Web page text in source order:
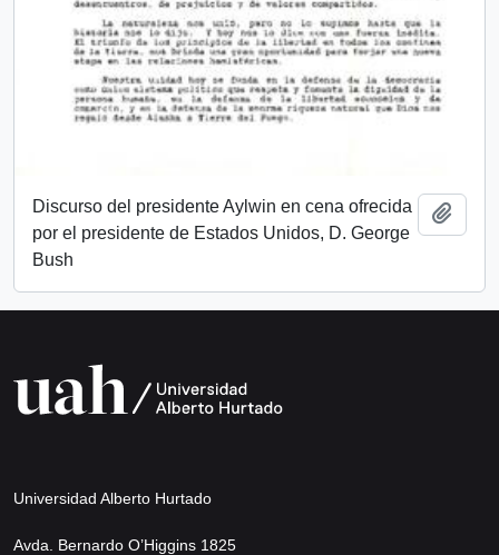
Discurso del presidente Aylwin en cena ofrecida
por el presidente de Estados Unidos, D. George
Bush
Universidad Alberto Hurtado
Avda. Bernardo O’Higgins 1825